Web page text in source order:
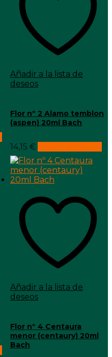
Añadir a la lista de
deseos
Flor nº 2 Alamo temblon
(aspen) 20ml Bach
14,15 €
Añadir a la lista de
deseos
Flor nº 4 Centaura
menor (centaury) 20ml
Bach